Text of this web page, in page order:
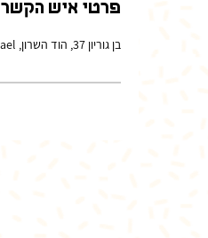
פרטי איש הקשר
בן גוריון 37, הוד השרון, Israel